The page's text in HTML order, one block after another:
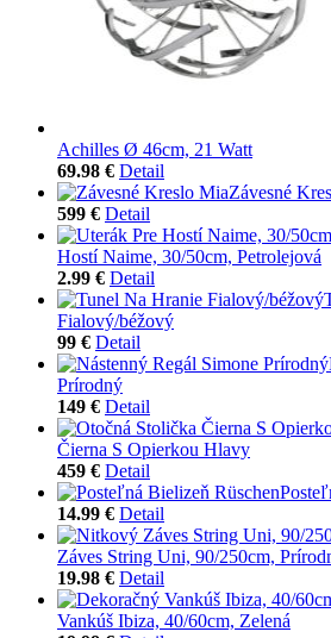
Achilles Ø 46cm, 21 Watt
69.98 € Detail
Závesné
599 € Detail
Hostí Naime, 30/50cm, Petrolejová
2.99 € Detail
Fialový/béžový
99 € Detail
Prírodný
149 € Detail
Čierna S Opierkou Hlavy
459 € Detail
14.99 € Detail
Záves String Uni, 90/250cm,
19.98 € Detail
Vankúš Ibiza, 40/60cm, Zelená